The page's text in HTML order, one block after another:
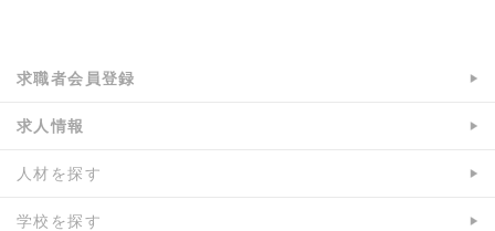
求職者会員登録
求人情報
人材を探す
学校を探す